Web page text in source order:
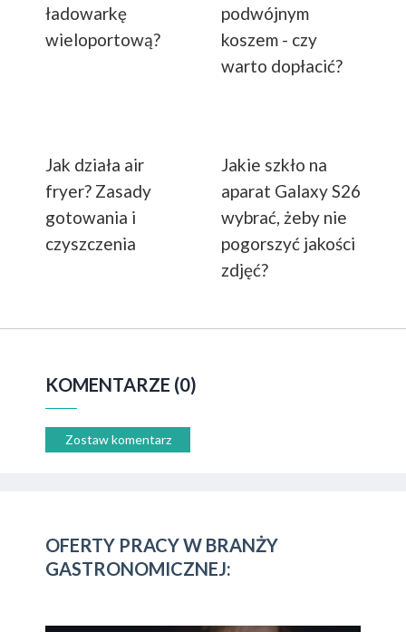
ładowarkę
wieloportową?
podwójnym
koszem - czy
warto dopłacić?
Jak działa air
fryer? Zasady
gotowania i
czyszczenia
Jakie szkło na
aparat Galaxy S26
wybrać, żeby nie
pogorszyć jakości
zdjęć?
KOMENTARZE (0)
Zostaw komentarz
OFERTY PRACY W BRANŻY
GASTRONOMICZNEJ: